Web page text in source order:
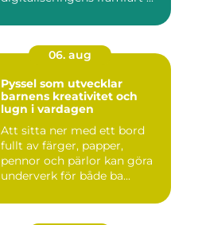
06. aug
Pyssel som utvecklar
barnens kreativitet och
lugn i vardagen
Att sitta ner med ett bord
fullt av färger, papper,
pennor och pärlor kan göra
underverk för både ba...